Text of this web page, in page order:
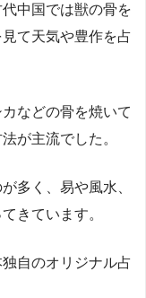
中国では獣の骨を
て天気や豊作を占
などの骨を焼いて
が主流でした。
多く、易や風水、
きています。
自のオリジナル占